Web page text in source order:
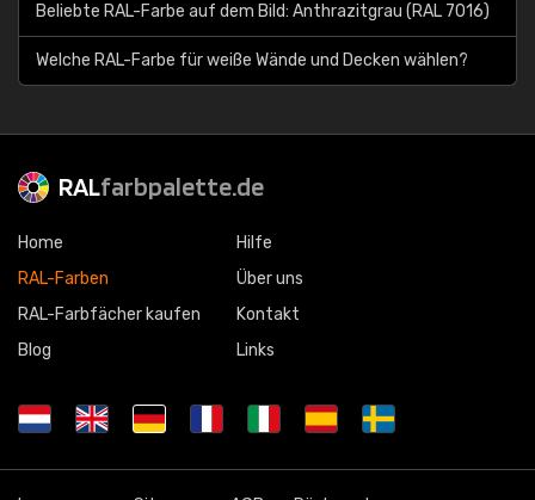
Beliebte RAL-Farbe auf dem Bild: Anthrazitgrau (RAL 7016)
Welche RAL-Farbe für weiße Wände und Decken wählen?
RALfarbpalette.de
Home
RAL-Farben
RAL-Farbfächer kaufen
Blog
Hilfe
Über uns
Kontakt
Links